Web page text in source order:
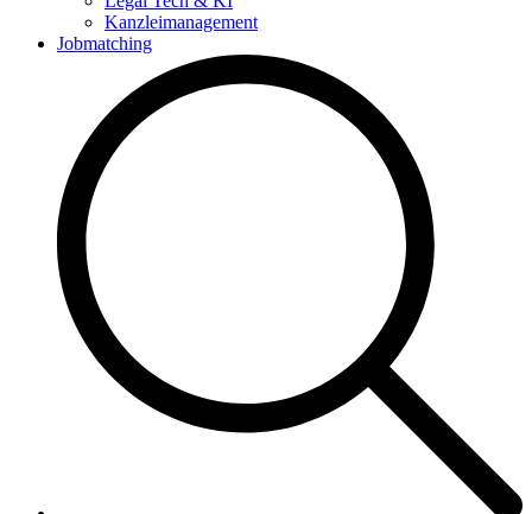
Kanzleimanagement
Jobmatching